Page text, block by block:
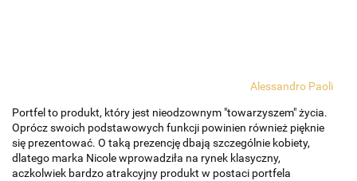
Alessandro Paoli
Portfel to produkt, który jest nieodzownym "towarzyszem" życia.
Oprócz swoich podstawowych funkcji powinien również pięknie
się prezentować. O taką prezencję dbają szczególnie kobiety,
dlatego marka Nicole wprowadziła na rynek klasyczny,
aczkolwiek bardzo atrakcyjny produkt w postaci portfela